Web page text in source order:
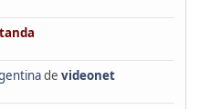
de videonet